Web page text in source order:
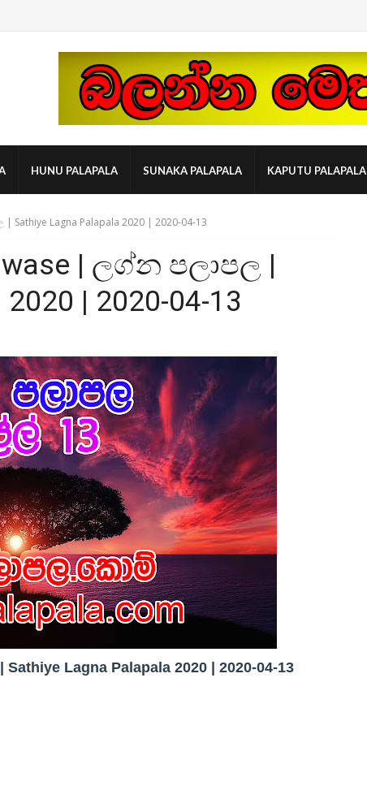
HUNU PALAPALA SUNAKA PALAPALA KAPUTU PALAPALA
Sathiye Lagna Palapala 2020 | 2020-04-13
| ලග්න පලාපල |
| 2020-04-13
Lagna Palapala 2020 | 2020-04-13